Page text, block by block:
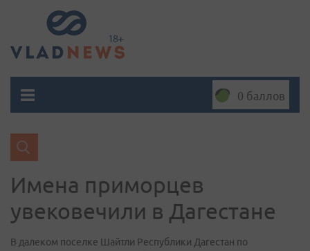
0 баллов
Имена приморцев
увековечили в Дагестане
В далеком поселке Шайтли Республики Дагестан по